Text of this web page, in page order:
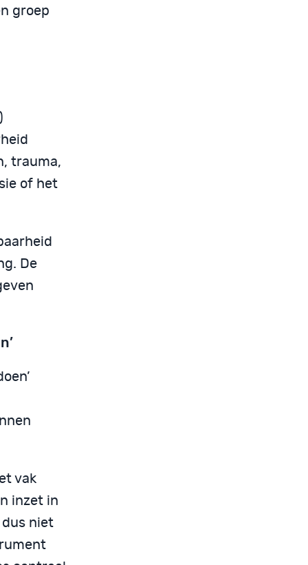
groep
trauma,
of het
De
vak
inzet in
dus niet